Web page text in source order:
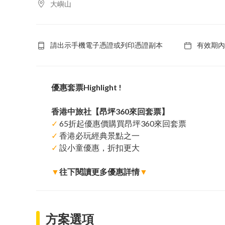
大嶼山
請出示手機電子憑證或列印憑證副本 有效期
優惠套票Highlight !
香港中旅社【昂坪360來回套票】
✓ 65折起優惠價購買昂坪360來回套票
✓ 香港必玩經典景點之一
✓ 設小童優惠，折扣更大
▼往下閱讀更多優惠詳情▼
方案選項